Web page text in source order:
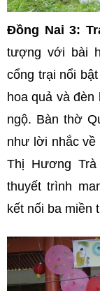
Đồng Nai 3:
tượng với bài
cổng trại nổi
hoa quả và
ngộ. Bàn thờ
như lời nhắc về
Thị Hương
thuyết trình
kết nối ba miền